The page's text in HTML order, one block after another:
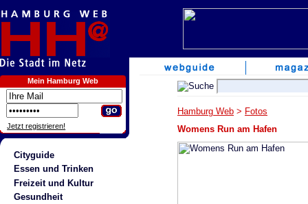
Mein Hamburg Web
Jetzt registrieren!
Cityguide
Essen und Trinken
Freizeit und Kultur
Gesundheit
Hamburg Web > Fotos
Womens Run am Hafen